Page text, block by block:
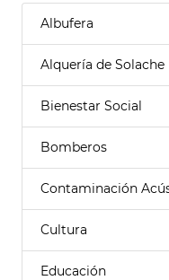
Albufera
Alquería de Solache
Bienestar Social
Bomberos
Contaminación
Cultura
Educación